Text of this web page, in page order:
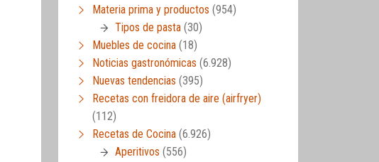
Materia prima y productos (954)
Tipos de pasta (30)
Muebles de cocina (18)
Noticias gastronómicas (6.928)
Nuevas tendencias (395)
Recetas con freidora de aire (airfryer)
(112)
Recetas de Cocina (6.926)
Aperitivos (556)